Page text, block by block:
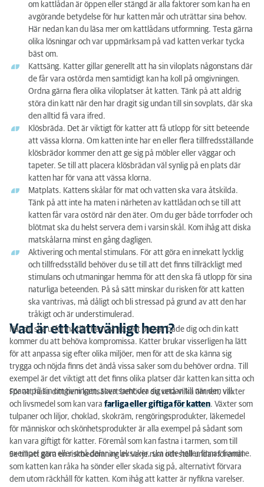
om kattlådan är öppen eller stängd är alla faktorer som kan ha en
avgörande betydelse för hur katten mår och uträttar sina behov.
Här nedan kan du läsa mer om kattlådans utformning. Testa gärna
olika lösningar och var uppmärksam på vad katten verkar tycka
bäst om.
Kattsäng. Katter gillar generellt att ha sin viloplats någonstans där
de får vara ostörda men samtidigt kan ha koll på omgivningen.
Ordna gärna flera olika viloplatser åt katten. Tänk på att aldrig
störa din katt när den har dragit sig undan till sin sovplats, där ska
den alltid få vara ifred.
Klösbräda. Det är viktigt för katter att få utlopp för sitt beteende
att vässa klorna. Om katten inte har en eller flera tillfredsställande
klösbrädor kommer den att ge sig på möbler eller väggar och
tapeter. Se till att placera klösbrädan väl synlig på en plats där
katten har för vana att vässa klorna.
Matplats. Kattens skålar för mat och vatten ska vara åtskilda.
Tänk på att inte ha maten i närheten av kattlådan och se till att
katten får vara ostörd när den äter. Om du ger både torrfoder och
blötmat ska du helst servera dem i varsin skål. Kom ihåg att diska
matskålarna minst en gång dagligen.
Aktivering och mental stimulans. För att göra en innekatt lycklig
och tillfredsställd behöver du se till att det finns tillräckligt med
stimulans och utmaningar hemma för att den ska få utlopp för sina
naturliga beteenden. På så sätt minskar du risken för att katten
ska vantrivas, må dåligt och bli stressad på grund av att den har
tråkigt och är understimulerad.
Vad är ett kattvänligt hem?
När du ska utforma ditt hem så att det passar både dig och din katt
kommer du att behöva kompromissa. Katter brukar visserligen ha lätt
för att anpassa sig efter olika miljöer, men för att de ska känna sig
trygga och nöjda finns det ändå vissa saker som du behöver ordna. Till
exempel är det viktigt att det finns olika platser där katten kan sitta och
spana på sin omgivningen, sova samt dra sig undan till när den vill.
För att hålla ditt hem kattsäkert behöver du veta vilka ämnen, växter
och livsmedel som kan vara farliga eller giftiga för katten. Växter som
tulpaner och liljor, choklad, skokräm, rengöringsprodukter, läkemedel
för människor och skönhetsprodukter är alla exempel på sådant som
kan vara giftigt för katter. Föremål som kan fastna i tarmen, som till
exempel garn eller små delar av leksaker, ska inte heller finnas framme.
Se till att göra en riskbedömning av varje rum och ställ undan föremål
som katten kan råka ha sönder eller skada sig på, alternativt förvara
dem utom räckhåll för katten. Kom ihåg att katter är nyfikna varelser.